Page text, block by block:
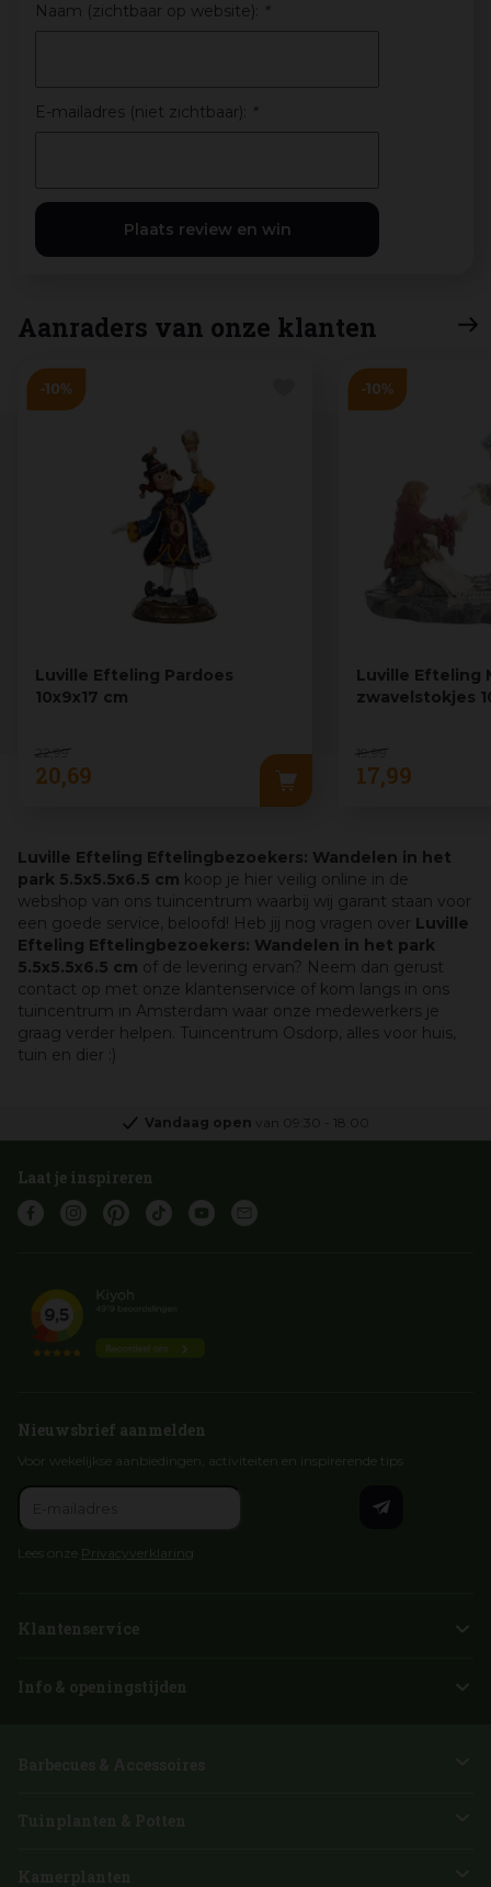
Naam (zichtbaar op website): *
E-mailadres (niet zichtbaar): *
Aanraders van onze klanten
Luville Efteling Pardoes
10x9x17 cm
22,99
20,69
Luville Efteling
zwavelstokjes
19 ,99
17,99
Luville Efteling Eftelingbezoekers: Wandelen in het
park 5.5x5.5x6.5 cm koop je hier veilig online in de
webshop van ons tuincentrum waarbij wij garant staan voor
een goede service, beloofd! Heb jij nog vragen over Luville
Efteling Eftelingbezoekers: Wandelen in het park
5.5x5.5x6.5 cm of de levering ervan? Neem dan gerust
contact op met onze klantenservice of kom langs in ons
tuincentrum in Amsterdam waar onze medewerkers je
graag verder helpen. Tuincentrum Osdorp, alles voor huis,
tuin en dier :)
Vandaag open van 09:30 18:00
Laat je inspireren
Nieuwsbrief aanmelden
Voor wekelijkse aanbiedingen, activiteiten en inspirerende tips
Lees onze Privacyverklaring
Klantenservice
Info & openingstijden